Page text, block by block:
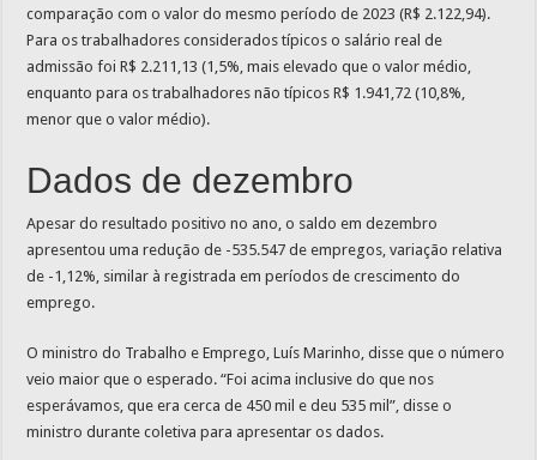
comparação com o valor do mesmo período de 2023 (R$ 2.122,94).
Para os trabalhadores considerados típicos o salário real de
admissão foi R$ 2.211,13 (1,5%, mais elevado que o valor médio,
enquanto para os trabalhadores não típicos R$ 1.941,72 (10,8%,
menor que o valor médio).
Dados de dezembro
Apesar do resultado positivo no ano, o saldo em dezembro
apresentou uma redução de -535.547 de empregos, variação relativa
de -1,12%, similar à registrada em períodos de crescimento do
emprego.
O ministro do Trabalho e Emprego, Luís Marinho, disse que o número
veio maior que o esperado. “Foi acima inclusive do que nos
esperávamos, que era cerca de 450 mil e deu 535 mil”, disse o
ministro durante coletiva para apresentar os dados.